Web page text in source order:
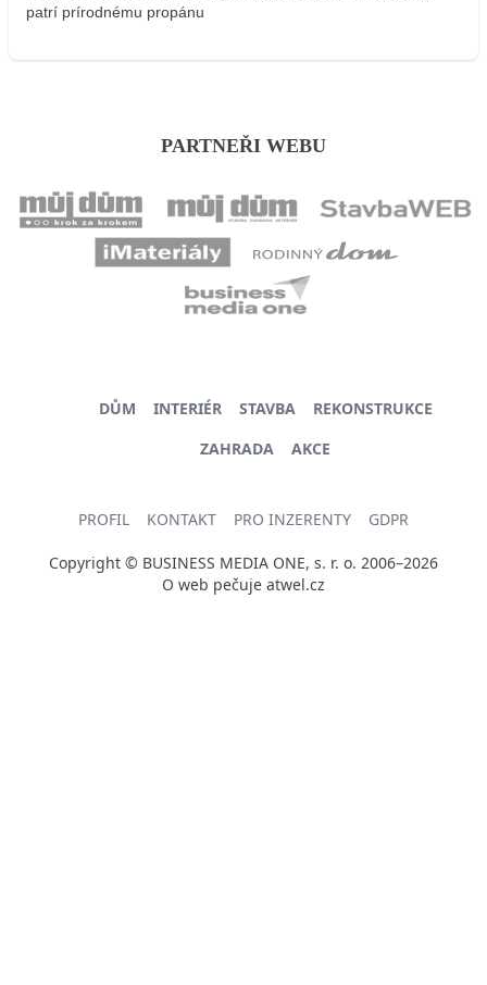
patrí prírodnému propánu
PARTNEŘI WEBU
DŮM INTERIÉR STAVBA
REKONSTRUKCE
ZAHRADA
AKCE
PROFIL KONTAKT PRO INZERENTY GDPR
Copyright © BUSINESS MEDIA ONE, s. r. o. 2006–2026